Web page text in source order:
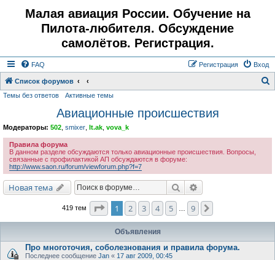
Малая авиация России. Обучение на
Пилота-любителя. Обсуждение
самолётов. Регистрация.
FAQ Вход
Регистрация
Список форумов
к
Темы без ответов Активные темы
Авиационные происшествия
Модераторы: 502 smixer lt.ak vova_k
Правила форума
В данном разделе обсуждаются только авиационные происшествия. Вопросы,
связанные с профилактикой АП обсуждаются в форуме:
http://www.saon.ru/forum/viewforum.php?f=7
Новая тема Поиск
419 тем Страница1 из
1 2 3 4 5 9
Объявления
Про многоточия, соболезнования и правила форума.
Последнее сообщение Jan « 17 авг 2009, 00:45